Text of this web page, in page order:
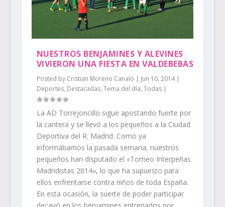
NUESTROS BENJAMINES Y ALEVINES
VIVIERON UNA FIESTA EN VALDEBEBAS
Posted by Cristian Moreno Canalo | Jun 10, 2014|
Deportes, Destacadas, Tema del día, Todas|
La AD Torrejoncillo sigue apostando fuerte por
la cantera y se llevó a los pequeños a la Ciudad
Deportiva del R. Madrid. Como ya
informábamos la pasada semana, nuestros
pequeños han disputado el «Torneo Interpeñas
Madridistas 2014», lo que ha supuesto para
ellos enfrentarse contra niños de toda España.
En esta ocasión, la suerte de poder participar